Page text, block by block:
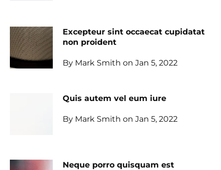
Excepteur sint occaecat cupidatat
non proident
By Mark Smith on Jan 5, 2022
Quis autem vel eum iure
By Mark Smith on Jan 5, 2022
Neque porro quisquam est